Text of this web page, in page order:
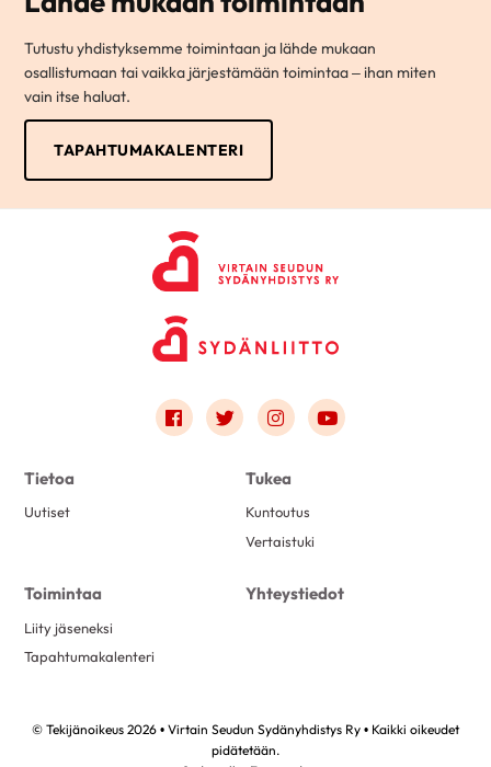
Tutustu yhdistyksemme toimintaan ja lähde mukaan
osallistumaan tai vaikka järjestämään toimintaa – ihan miten
vain itse haluat.
TAPAHTUMAKALENTERI
Link to facebook
Link to twitter
Link to instagram
Link to youtube
Tietoa
Uutiset
Tukea
Kuntoutus
Vertaistuki
Toimintaa
Liity jäseneksi
Tapahtumakalenteri
Yhteystiedot
© Tekijänoikeus 2026 • Virtain Seudun Sydänyhdistys Ry • Kaikki oikeudet
pidätetään.